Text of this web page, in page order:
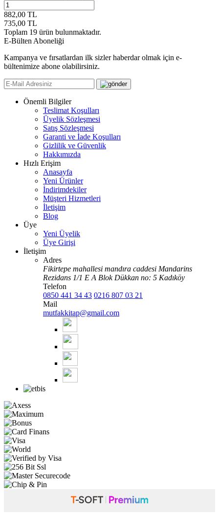
882,00 TL
735,00 TL
Toplam 19 ürün bulunmaktadır.
E-Bülten Aboneliği
Kampanya ve fırsatlardan ilk sizler haberdar olmak için e-
bültenimize abone olabilirsiniz.
Önemli Bilgiler
Teslimat Koşulları
Üyelik Sözleşmesi
Satış Sözleşmesi
Garanti ve İade Koşulları
Gizlilik ve Güvenlik
Hakkımızda
Hızlı Erişim
Anasayfa
Yeni Ürünler
İndirimdekiler
Müşteri Hizmetleri
İletişim
Blog
Üye
Yeni Üyelik
Üye Girişi
İletişim
Adres
Fikirtepe mahallesi mandıra caddesi Mandarins
Rezidans 1/1 E A Blok Dükkan no: 5 Kadıköy
Telefon
0850 441 34 43 0216 807 03 21
Mail
mutfakkitap@gmail.com